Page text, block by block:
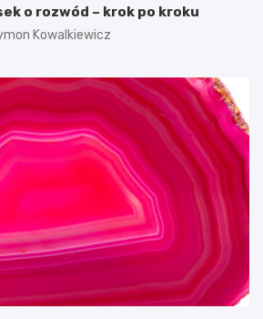
o rozwód – krok po kroku
Kowalkiewicz